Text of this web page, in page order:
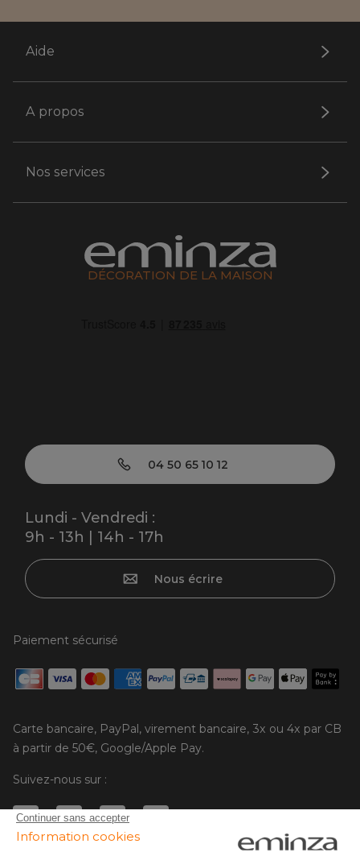
Aide
A propos
Nos services
DÉCORATION DE LA MAISON
04 50 65 10 12
Lundi - Vendredi :
9h - 13h | 14h - 17h
Nous écrire
Paiement sécurisé
Carte bancaire, PayPal, virement bancaire, 3x ou 4x par CB
à partir de 50€, Google/Apple Pay.
Suivez-nous sur :